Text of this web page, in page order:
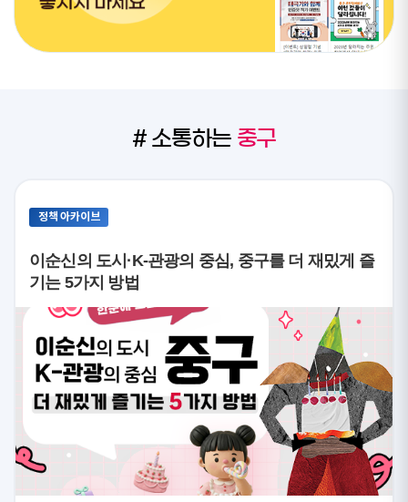
# 소통하는 중구
정책 아카이브
이순신의 도시·K-관광의 중심, 중구를 더 재밌게 즐
기는 5가지 방법